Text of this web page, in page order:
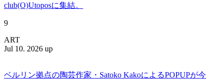
club(O)Utoposに集結。
9
ART
Jul 10. 2026 up
ベルリン拠点の陶芸作家・Satoko KakoによるPOPUPが今